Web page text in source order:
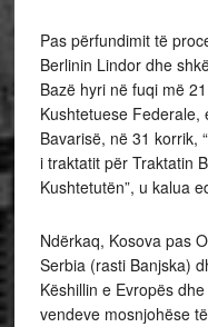
Pas përfundimit të
Berlinin Lindor dhe
Bazë hyri në fuqi më
Kushtetuese
Bavarisë, në 31 korrik,
i traktatit për Traktatin
Kushtetutën”, u kalua
Ndërkaq, Kosova pas
Serbia (rasti Banjska)
Këshillin e Evropës
vendeve mosnjohëse